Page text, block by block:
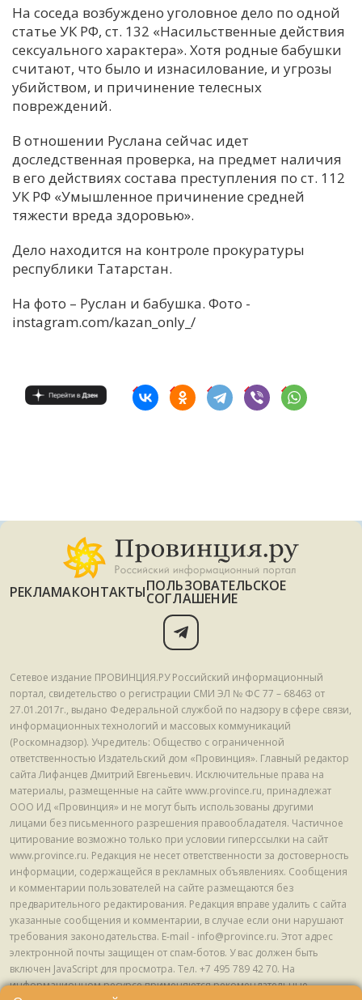
На соседа возбуждено уголовное дело по одной
статье УК РФ, ст. 132 «Насильственные действия
сексуального характера». Хотя родные бабушки
считают, что было и изнасилование, и угрозы
убийством, и причинение телесных
повреждений.
В отношении Руслана сейчас идет
доследственная проверка, на предмет наличия
в его действиях состава преступления по ст. 112
УК РФ «Умышленное причинение средней
тяжести вреда здоровью».
Дело находится на контроле прокуратуры
республики Татарстан.
На фото – Руслан и бабушка. Фото -
instagram.com/kazan_only_/
РЕКЛАМАКОНТАКТЫПОЛЬЗОВАТЕЛЬСКОЕ
СОГЛАШЕНИЕ
Сетевое издание ПРОВИНЦИЯ.РУ Российский информационный
портал, свидетельство о регистрации СМИ ЭЛ № ФС 77 – 68463 от
27.01.2017г., выдано Федеральной службой по надзору в сфере связи,
информационных технологий и массовых коммуникаций
(Роскомнадзор). Учредитель: Общество с ограниченной
ответственностью Издательский дом «Провинция». Главный редактор
сайта Лифанцев Дмитрий Евгеньевич. Исключительные права на
материалы, размещенные на сайте www.province.ru, принадлежат
ООО ИД «Провинция» и не могут быть использованы другими
лицами без письменного разрешения правообладателя. Частичное
цитирование возможно только при условии гиперссылки на сайт
www.province.ru. Редакция не несет ответственности за достоверность
информации, содержащейся в рекламных объявлениях. Сообщения
и комментарии пользователей на сайте размещаются без
предварительного редактирования. Редакция вправе удалить с сайта
указанные сообщения и комментарии, в случае если они нарушают
требования законодательства. E-mail - info@province.ru. Этот адрес
электронной почты защищен от спам-ботов. У вас должен быть
включен JavaScript для просмотра. Tел. +7 495 789 42 70. На
информационном ресурсе применяются рекомендательные